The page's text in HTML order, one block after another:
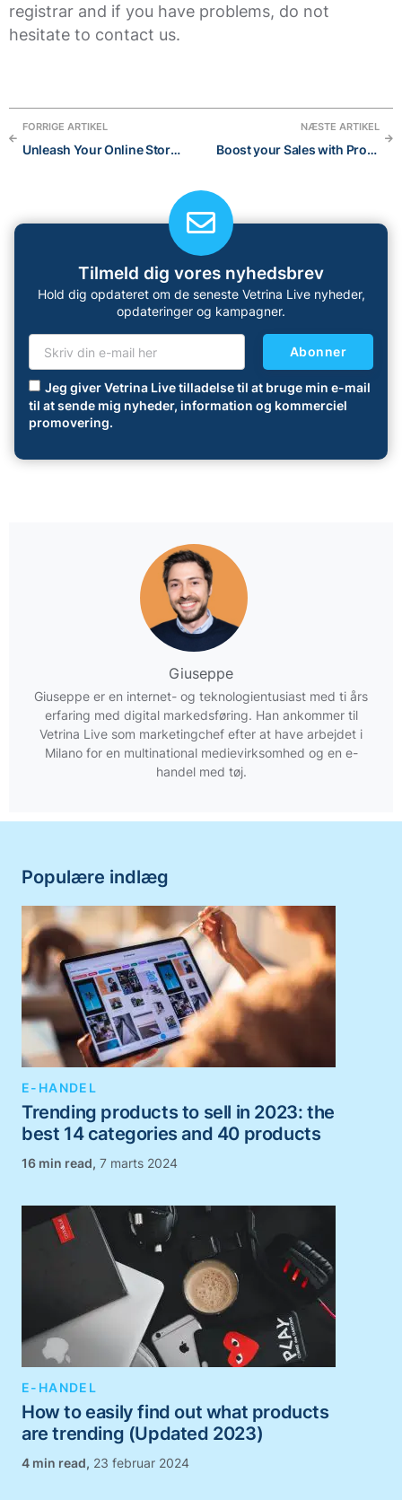
registrar and if you have problems, do not
hesitate to contact us.
FORRIGE ARTIKEL
Unleash Your Online Store’s Personality: Stand Out with These Creative Instagram Bio Ideas for 2023
NÆSTE ARTIKEL
Boost your Sales with Product Recommendations
Tilmeld dig vores nyhedsbrev
Hold dig opdateret om de seneste Vetrina Live nyheder,
opdateringer og kampagner.
Jeg giver Vetrina Live tilladelse til at bruge min e-mail
til at sende mig nyheder, information og kommerciel
promovering.
Abonner
Giuseppe
Giuseppe er en internet- og teknologientusiast med ti års
erfaring med digital markedsføring. Han ankommer til
Vetrina Live som marketingchef efter at have arbejdet i
Milano for en multinational medievirksomhed og en e-
handel med tøj.
Populære indlæg
E-HANDEL
Trending products to sell in 2023: the
best 14 categories and 40 products
, 7 marts 2024
E-HANDEL
How to easily find out what products
are trending (Updated 2023)
, 23 februar 2024